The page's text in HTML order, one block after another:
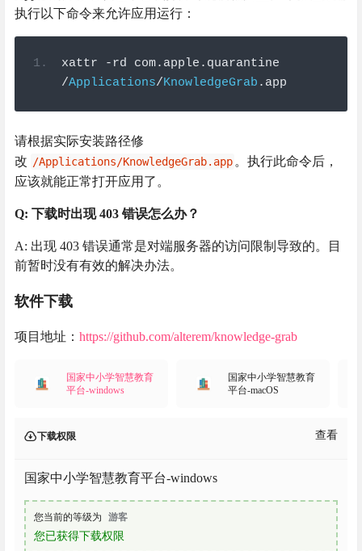
执行以下命令来允许应用运行：
xattr -rd com. apple .
/Applications/KnowledgeGrab . app
请根据实际安装路径修
改 /Applications/KnowledgeGrab.app 。执行此命令后，
应该就能正常打开应用了。
Q: 下载时出现 403 错误怎么办？
A: 出现 403 错误通常是对端服务器的访问限制导致的。目
前暂时没有有效的解决办法。
软件下载
项目地址： https://github.com/alterem/knowledge-grab
国家中小学智慧教育
平台-windows
国家中小学智慧教育
平台-macOS
下载权限 查看
国家中小学智慧教育平台-windows
您当前的等级为 游客
您已获得下载权限